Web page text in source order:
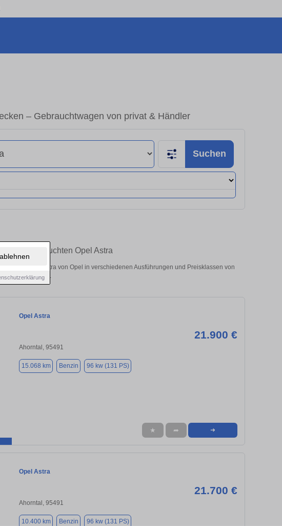
– Gebrauchtwagen von privat & Händler
Suchen
Ihren gebrauchten Opel Astra
gebrauchte Astra von Opel in verschiedenen Ausführungen und Preisklassen von
und vom Händler.
Opel Astra
21.900 €
Ahorntal, 95491
15.068 km Benzin 96 kw (131 PS)
★ ➦ ➜
Opel Astra
21.700 €
Ahorntal, 95491
10.400 km Benzin 96 kw (131 PS)